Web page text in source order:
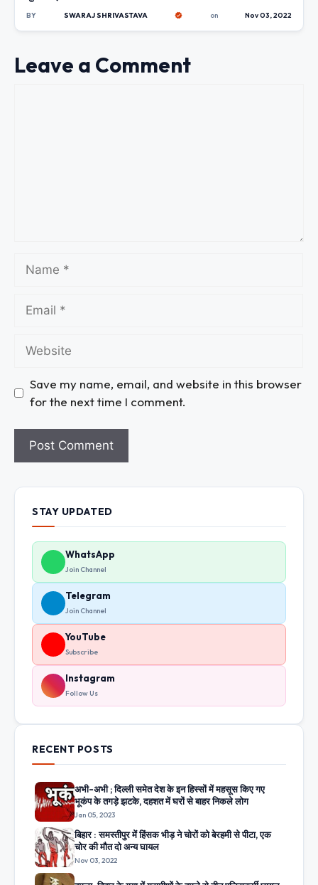
BY SWARAJ SHRIVASTAVA on Nov 03, 2022
Leave a Comment
Save my name, email, and website in this browser
for the next time I comment.
STAY UPDATED
WhatsApp
Join Channel
Telegram
Join Channel
YouTube
Subscribe
Instagram
Follow Us
RECENT POSTS
अभी-अभी ; दिल्ली समेत देश के इन हिस्सों में महसूस किए गए
भूकंप के तगड़े झटके, दहशत में घरों से बाहर निकले लोग
Jan 05, 2023
बिहार : समस्तीपुर में हिंसक भीड़ ने चोरों को बेरहमी से पीटा, एक
चोर की मौत दो अन्य घायल
Nov 03, 2022